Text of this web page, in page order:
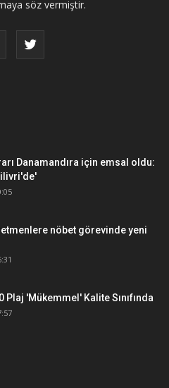
söz vermiştir.
Danamandıra için emsal oldu:
nöbet görevinde yeni
'Mükemmel' Kalite Sınıfında